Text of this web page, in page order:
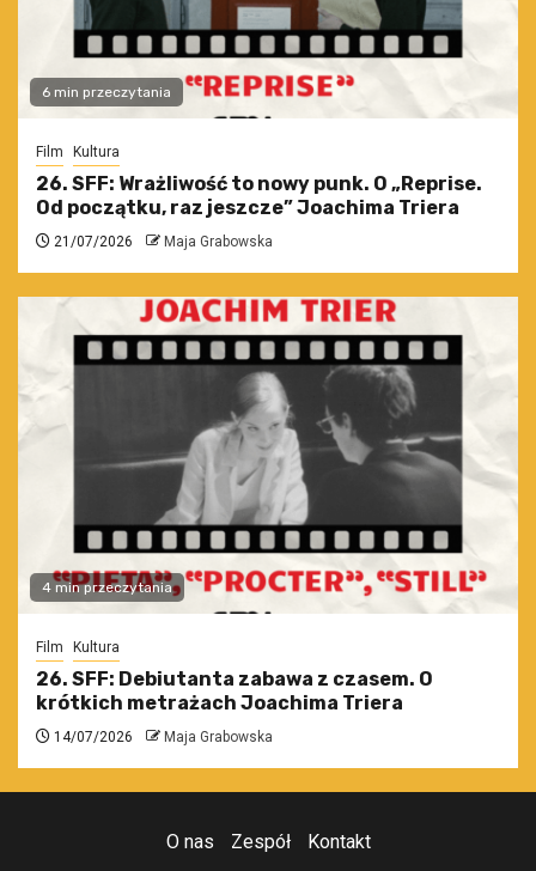
6 min przeczytania
Film Kultura
26. SFF: Wrażliwość to nowy punk. O „Reprise.
Od początku, raz jeszcze” Joachima Triera
21/07/2026 Maja Grabowska
4 min przeczytania
Film Kultura
26. SFF: Debiutanta zabawa z czasem. O
krótkich metrażach Joachima Triera
14/07/2026 Maja Grabowska
O nas Zespół Kontakt